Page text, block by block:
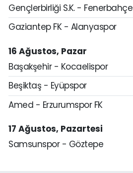
Gençlerbirliği S.K. - Fenerbahçe
Gaziantep FK - Alanyaspor
16 Ağustos, Pazar
Başakşehir - Kocaelispor
Beşiktaş - Eyüpspor
Amed - Erzurumspor FK
17 Ağustos, Pazartesi
Samsunspor - Göztepe